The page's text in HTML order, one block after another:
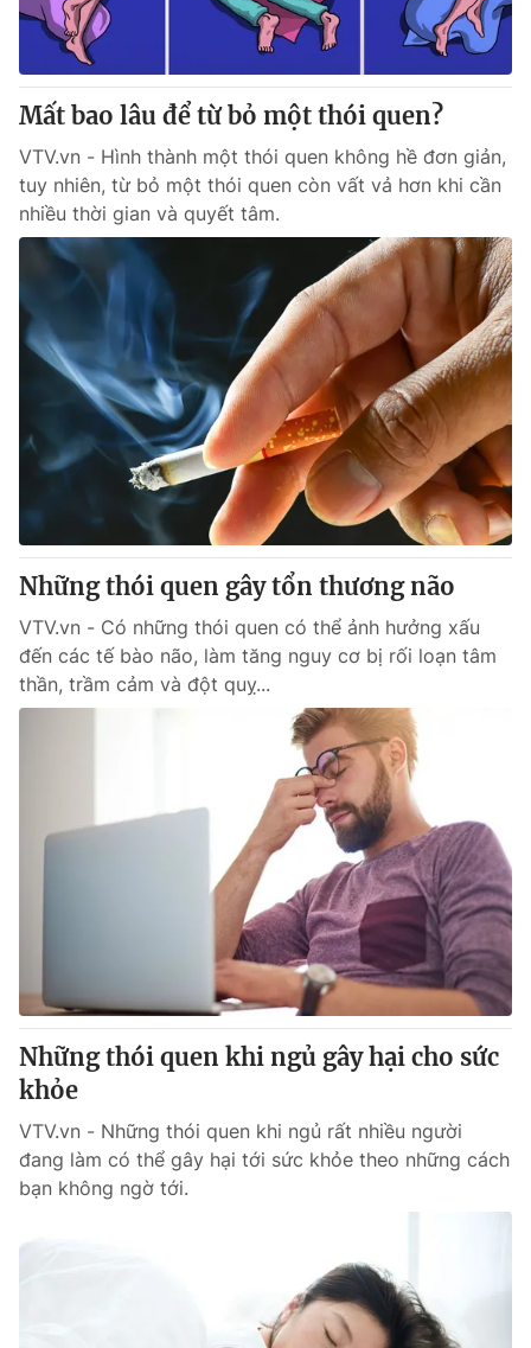
Mất bao lâu để từ bỏ một thói quen?
VTV.vn - Hình thành một thói quen không hề đơn giản,
tuy nhiên, từ bỏ một thói quen còn vất vả hơn khi cần
nhiều thời gian và quyết tâm.
Những thói quen gây tổn thương não
VTV.vn - Có những thói quen có thể ảnh hưởng xấu
đến các tế bào não, làm tăng nguy cơ bị rối loạn tâm
thần, trầm cảm và đột quỵ...
Những thói quen khi ngủ gây hại cho sức
khỏe
VTV.vn - Những thói quen khi ngủ rất nhiều người
đang làm có thể gây hại tới sức khỏe theo những cách
bạn không ngờ tới.